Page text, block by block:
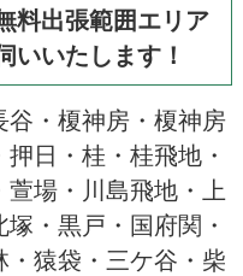
料出張範囲エリア
いいたします！
・榎神房・榎神房
日・桂・桂飛地・
場・川島飛地・上
・黒戸・国府関・
猿袋・三ケ谷・柴